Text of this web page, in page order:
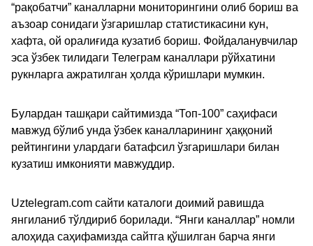
“рақобатчи” каналларни мониторингини олиб бориш ва
аъзоар сонидаги ўзгаришлар статистикасини кун,
хафта, ой оралиғида кузатиб бориш. Фойдаланувчилар
эса ўзбек тилидаги Телеграм каналлари рўйхатини
рукнларга ажратилган ҳолда кўришлари мумкин.
Булардан ташқари сайтимизда “Топ-100” саҳифаси
мавжуд бўлиб унда ўзбек каналларининг ҳаққоний
рейтингини улардаги батафсил ўзгаришлари билан
кузатиш имконияти мавжуддир.
Uztelegram.com сайти каталоги доимий равишда
янгиланиб тўлдириб борилади. “Янги каналлар” номли
алоҳида саҳифамизда сайтга қўшилган барча янги